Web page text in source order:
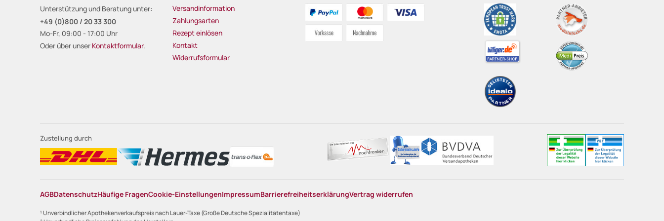
Unterstützung und Beratung unter:
+49 (0)800 / 20 33 300
Mo-Fr, 09:00 - 17:00 Uhr
Oder über unser Kontaktformular.
Versandinformation
Zahlungsarten
Rezept einlösen
Kontakt
Widerrufsformular
Zustellung durch
AGBDatenschutzHäufige FragenCookie-EinstellungenImpressumBarrierefreiheitserklärungVertrag widerrufen
¹ Unverbindlicher Apothekenverkaufspreis nach Lauer-Taxe (Große Deutsche Spezialitätentaxe)